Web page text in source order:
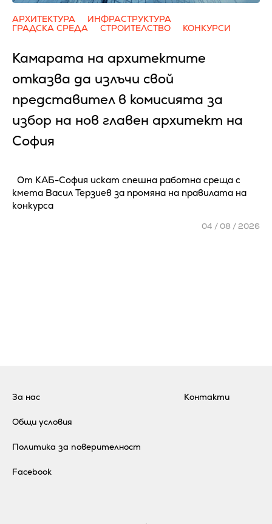
АРХИТЕКТУРА
ИНФРАСТРУКТУРА
ГРАДСКА СРЕДА
СТРОИТЕЛСТВО КОНКУРСИ
Камарата на архитектите
отказва да излъчи свой
представител в комисията за
избор на нов главен архитект на
София
От КАБ-София искат спешна работна среща с
кмета Васил Терзиев за промяна на правилата на
конкурса
04 / 08 / 2026
За нас
Общи условия
Политика за поверителност
Контакти
Facebook